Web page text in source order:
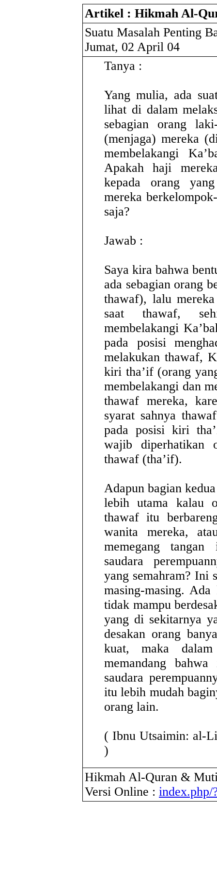
Artikel : Hikmah Al-
Suatu Masalah Penting
Jumat, 02 April 04
Tanya :
Yang mulia, ada
lihat di dalam
sebagian orang
(menjaga) mereka
membelakangi
Apakah haji
kepada orang
mereka
saja?
Jawab :
Saya kira bahwa
ada sebagian orang
thawaf), lalu
saat thawaf,
membelakangi
pada posisi
melakukan thawaf,
kiri tha’if (orang
membelakangi dan
thawaf mereka,
syarat sahnya
pada posisi kiri
wajib diperhatikan
thawaf (tha’if).
Adapun bagian
lebih utama kalau
thawaf itu
wanita mereka,
memegang tangan
saudara
yang semahram? Ini
masing-masing.
tidak mampu
yang di sekitarnya
desakan orang
kuat, maka
memandang
saudara
itu lebih mudah
orang lain.
( Ibnu Utsaimin: al-
)
Hikmah Al-Quran &
Versi Online :